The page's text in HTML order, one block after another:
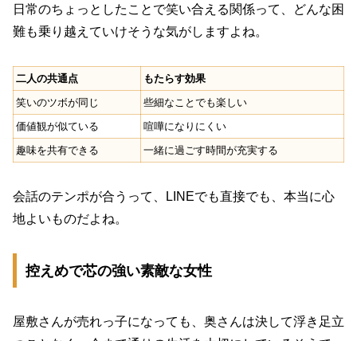
日常のちょっとしたことで笑い合える関係って、どんな困
難も乗り越えていけそうな気がしますよね。
二人の共通点
もたらす効果
笑いのツボが同じ
些細なことでも楽しい
価値観が似ている
喧嘩になりにくい
趣味を共有できる
一緒に過ごす時間が充実する
会話のテンポが合うって、LINEでも直接でも、本当に心
地よいものだよね。
控えめで芯の強い素敵な女性
屋敷さんが売れっ子になっても、奥さんは決して浮き足立